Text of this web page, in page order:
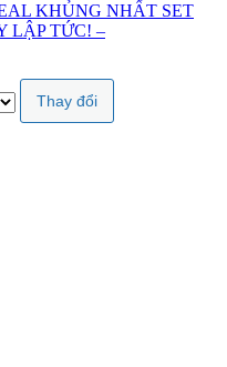
KHỦNG NHẤT SET
LẬP TỨC! –